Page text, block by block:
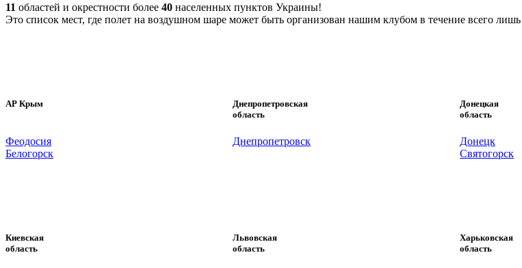
11 областей и окрестности более 40 населенных пунктов Украины!
Это список мест, где полет на воздушном шаре может быть организован нашим клубом в течение всего лишь
АР Крым
Днепропетровская
область
Донецкая
область
Феодосия
Белогорск
Днепропетровск
Донецк
Святогорск
Киевская
область
Львовская
область
Харьковская
область